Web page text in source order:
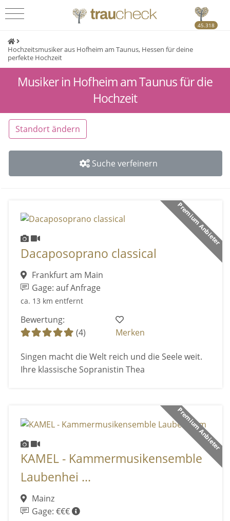
45.318
Hochzeitsmusiker aus Hofheim am Taunus, Hessen für deine
perfekte Hochzeit
Musiker in Hofheim am Taunus für die
Hochzeit
Standort ändern
Suche verfeinern
Premium Anbieter
Dacaposoprano classical
Frankfurt am Main
Gage: auf Anfrage
ca. 13 km entfernt
Bewertung:
(4)
Merken
Singen macht die Welt reich und die Seele weit.
Ihre klassische Sopranistin Thea
Premium Anbieter
KAMEL - Kammermusikensemble
Laubenhei ...
Mainz
Gage: €€€